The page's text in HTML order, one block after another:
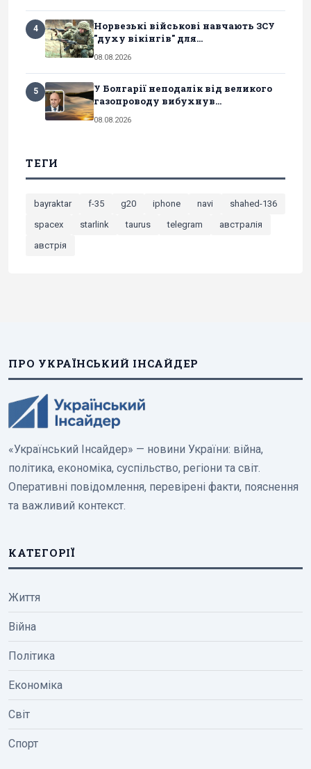
4
Норвезькі військові навчають ЗСУ
"духу вікінгів" для...
08.08.2026
5
У Болгарії неподалік від великого
газопроводу вибухнув...
08.08.2026
ТЕГИ
bayraktar f-35 g20 iphone navi
shahed-136
spacex
starlink taurus telegram
австралія
австрія
ПРО УКРАЇНСЬКИЙ ІНСАЙДЕР
«Український Інсайдер» — новини України: війна,
політика, економіка, суспільство, регіони та світ.
Оперативні повідомлення, перевірені факти, пояснення
та важливий контекст.
КАТЕГОРІЇ
Життя
Війна
Політика
Економіка
Світ
Спорт